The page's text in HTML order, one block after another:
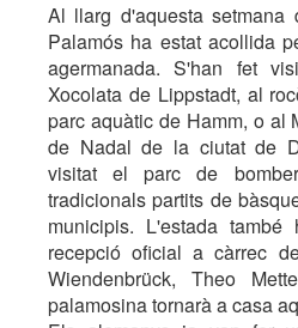
Al llarg d'aquesta setmana
Palamós ha estat acollida
agermanada. S'han fet
Xocolata de Lippstadt, al
parc aquàtic de Hamm, o al
de Nadal de la ciutat de
visitat el parc de
tradicionals partits de
municipis. L'estada
recepció oficial a càrrec
Wiendenbrück, Theo
palamosina tornarà a casa